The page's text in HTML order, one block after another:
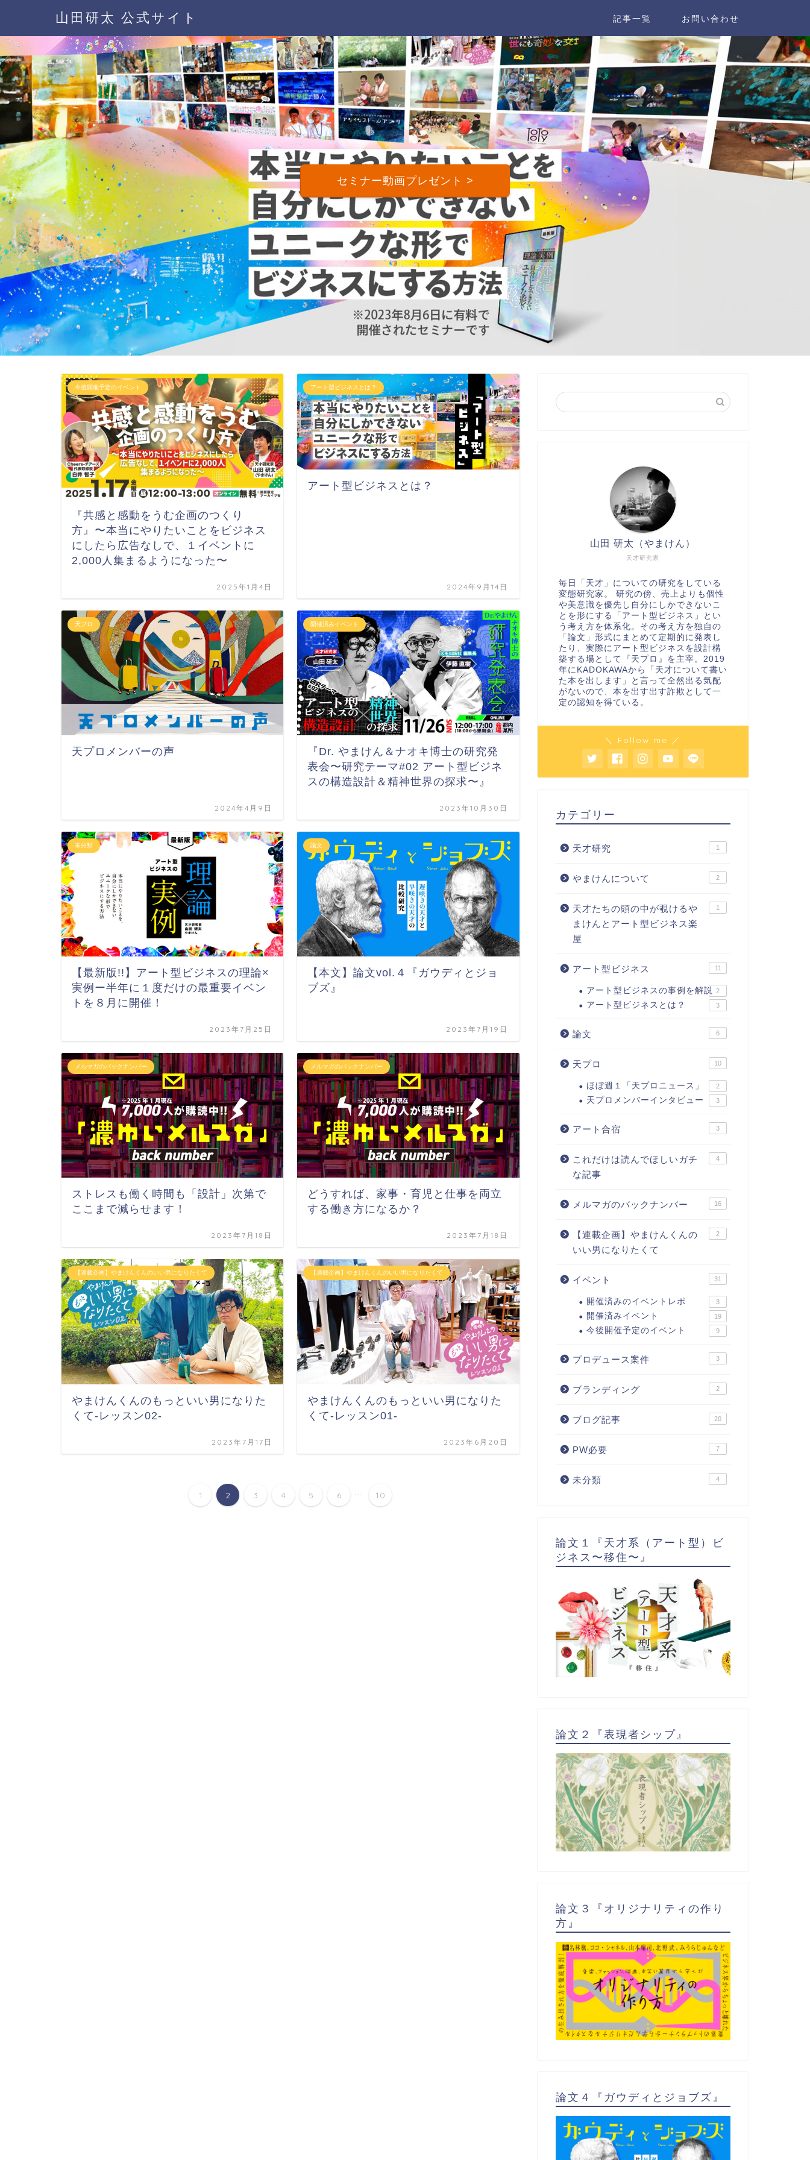
山田研太 公式サイト 記事一覧 お問い合わせ
セミナー動画プレゼント >
今後開催予定のイベント
『共感と感動をうむ企画のつくり
方』〜本当にやりたいことをビジネス
にしたら広告なしで、１イベントに
2,000人集まるようになった〜
2025年1月4日
アート型ビジネスとは？
アート型ビジネスとは？
2024年9月14日
天プロ
天プロメンバーの声
2024年4月9日
開催済みイベント
『Dr. やまけん＆ナオキ博士の研究発
表会〜研究テーマ#02 アート型ビジネ
スの構造設計＆精神世界の探求〜』
2023年10月30日
未分類
【最新版!!】アート型ビジネスの理論×
実例ー半年に１度だけの最重要イベン
トを８月に開催！
2023年7月25日
論文
【本文】論文vol.４『ガウディとジョ
ブズ』
2023年7月19日
メルマガのバックナンバー
ストレスも働く時間も「設計」次第で
ここまで減らせます！
2023年7月18日
メルマガのバックナンバー
どうすれば、家事・育児と仕事を両立
する働き方になるか？
2023年7月18日
【連載企画】やまけんくんのいい男になりたくて
やまけんくんのもっといい男になりた
くて-レッスン02-
2023年7月17日
【連載企画】やまけんくんのいい男になりたくて
やまけんくんのもっといい男になりた
くて-レッスン01-
2023年6月20日
1 2 3 4 5 6 ... 10
天才研究家
山田 研太（やまけん）
毎日「天才」についての研究をしている
変態研究家。 研究の傍、売上よりも個性
や美意識を優先し自分にしかできないこ
とを形にする「アート型ビジネス」とい
う考え方を体系化。その考え方を独自の
「論文」形式にまとめて定期的に発表し
たり、実際にアート型ビジネスを設計構
築する場として『天プロ』を主宰。2019
年にKADOKAWAから「天才について書い
た本を出します」と言って全然出る気配
がないので、本を出す出す詐欺として一
定の認知を得ている。
＼ Follow me ／
カテゴリー
天才研究 1
やまけんについて 2
天才たちの頭の中が覗けるや
まけんとアート型ビジネス楽
屋
1
アート型ビジネス 11
アート型ビジネスの事例を解説 2
アート型ビジネスとは？ 3
論文 6
天プロ 10
ほぼ週１「天プロニュース」 2
天プロメンバーインタビュー 3
アート合宿 3
これだけは読んでほしいガチ
な記事
4
メルマガのバックナンバー 16
【連載企画】やまけんくんの
いい男になりたくて
2
イベント 31
開催済みのイベントレポ 3
開催済みイベント 19
今後開催予定のイベント 9
プロデュース案件 3
ブランディング 2
ブログ記事 20
PW必要 7
未分類 4
論文１『天才系（アート型）ビ
ジネス〜移住〜』
論文２『表現者シップ』
論文３『オリジナリティの作り
方』
論文４『ガウディとジョブズ』